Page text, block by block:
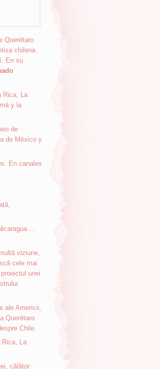
Querétaro
chilena.
En su
Rica, La
y la
de
de México y
En canales
...
viziune,
cele mai
unei
ale Americii,
Querétaro
Chile.
Rica, La
călător